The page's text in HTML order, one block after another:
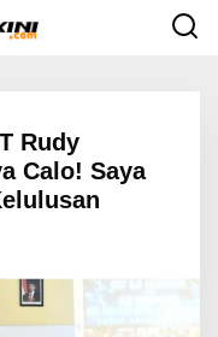
Rudy
Calo! Saya